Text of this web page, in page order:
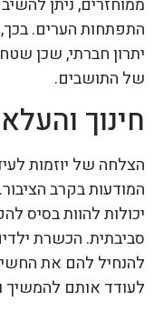
ממוחזרים, ניתן
התפתחות הערים.
יתרון חברתי, שכן
של התושבים.
חינוך
הצלחה של יוזמות
המודעות בקרב
יכולות להוות בסיס
סביבתית. הכשרת
להנחיל להם את
לעודד אותם להמשיך